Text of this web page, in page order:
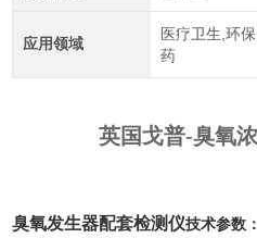
应用领域
医疗卫生,环
药
英国戈普-臭氧
臭氧发生器配套检测仪技术参数：